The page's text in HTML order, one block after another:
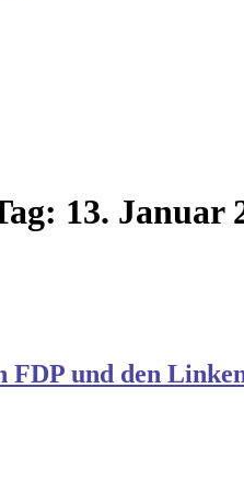
13. Januar
FDP und den